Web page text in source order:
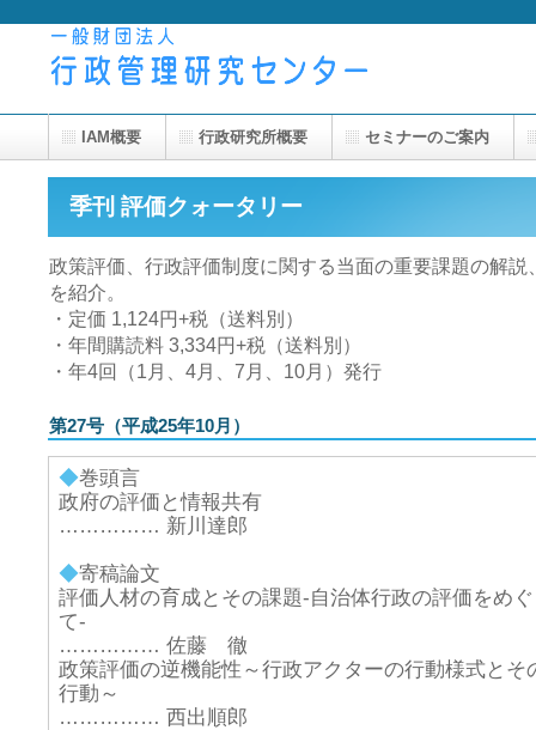
季刊 評価クォータリー
政策評価、行政評価制度に関する当面の重要課題の解
を紹介。
・定価 1,124円+税（送料別）
・年間購読料 3,334円+税（送料別）
・年4回（1月、4月、7月、10月）発行
第27号（平成25年10月）
◆巻頭言
政府の評価と情報共有
…………… 新川達郎
◆寄稿論文
評価人材の育成とその課題-自治体行政の評価をめ
て-
…………… 佐藤 徹
政策評価の逆機能性～行政アクターの行動様式とそ
行動～
…………… 西出順郎
IAM概要 行政研究所概要 セミナーのご案内